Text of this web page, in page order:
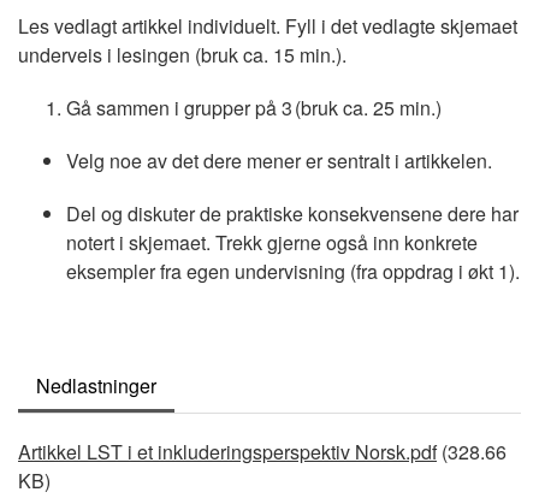
Les vedlagt artikkel individuelt. Fyll i det vedlagte skjemaet
underveis i lesingen (bruk ca. 15 min.).
Gå sammen i grupper på 3 (bruk ca. 25 min.)
Velg noe av det dere mener er sentralt i artikkelen.
Del og diskuter de praktiske konsekvensene dere har
notert i skjemaet. Trekk gjerne også inn konkrete
eksempler fra egen undervisning (fra oppdrag i økt 1).
Nedlastninger
Document
Artikkel LST i et inkluderingsperspektiv Norsk.pdf (328.66
KB)